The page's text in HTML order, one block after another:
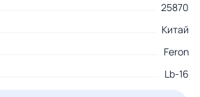
25870
Китай
Feron
Lb-16